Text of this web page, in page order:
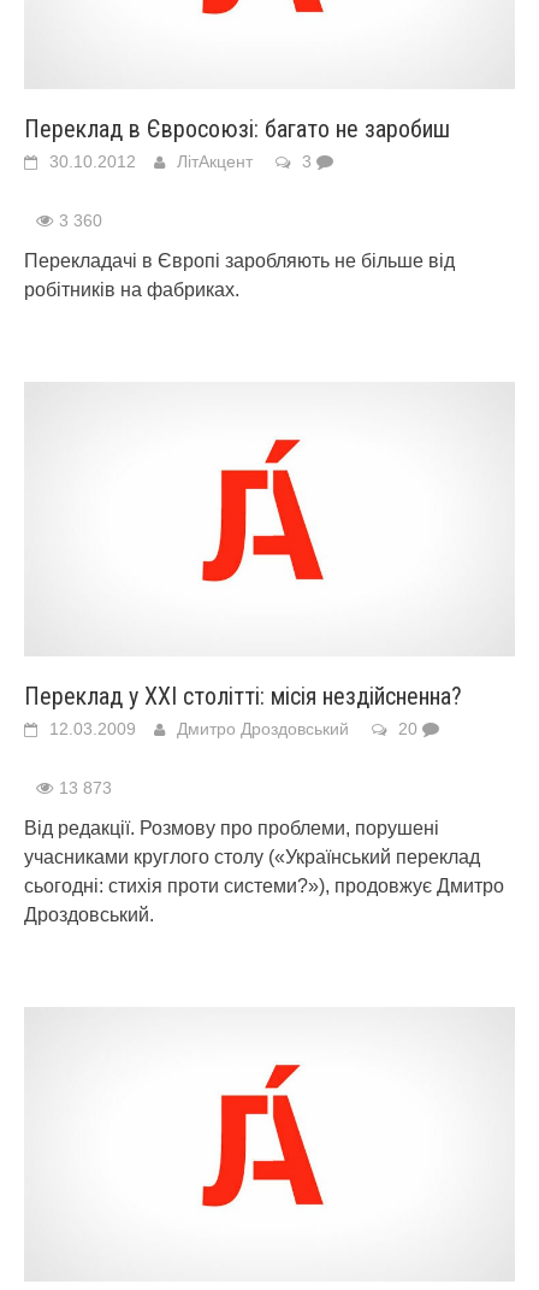
Переклад в Євросоюзі: багато не заробиш
30.10.2012 ЛітАкцент 3
3 360
Перекладачі в Європі заробляють не більше від
робітників на фабриках.
Переклад у ХХІ столітті: місія нездійсненна?
12.03.2009 Дмитро Дроздовський 20
13 873
Від редакції. Розмову про проблеми, порушені
учасниками круглого столу («Український переклад
сьогодні: стихія проти системи?»), продовжує Дмитро
Дроздовський.